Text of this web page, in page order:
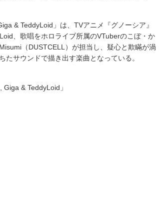
& TeddyLoid」は、TVアニメ『グノーシア』
、歌唱をホロライブ所属のVTuberのこぼ・か
（DUSTCELL）が担当し、疑心と欺瞞が渦
サウンドで描き出す楽曲となっている。
& TeddyLoid」